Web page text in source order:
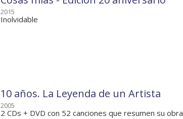
2015
Inolvidable
10 años. La Leyenda de un Artista
2005
2 CDs + DVD con 52 canciones que resumen su obra